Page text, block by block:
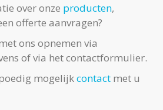
over onze producten,
offerte aanvragen?
ons opnemen via
of via het contactformulier.
mogelijkcontact met u